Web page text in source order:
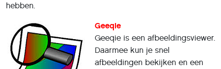
hebben.
Geeqie
Geeqie is een afbeeldingsviewer.
Daarmee kun je snel
afbeeldingen bekijken en een